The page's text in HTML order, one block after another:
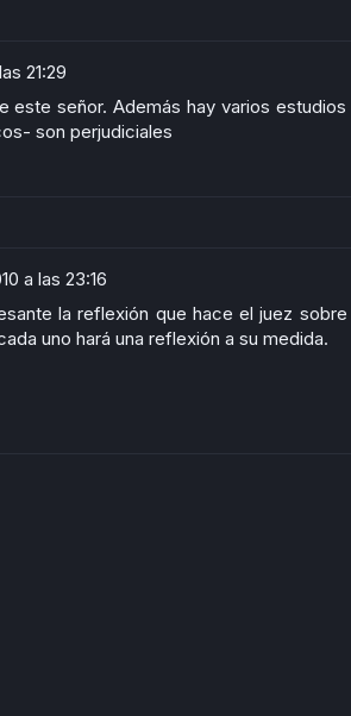
21:29
este señor. Además hay varios estudios
son perjudiciales
a las 23:16
la reflexión que hace el juez
uno hará una reflexión a su medida.